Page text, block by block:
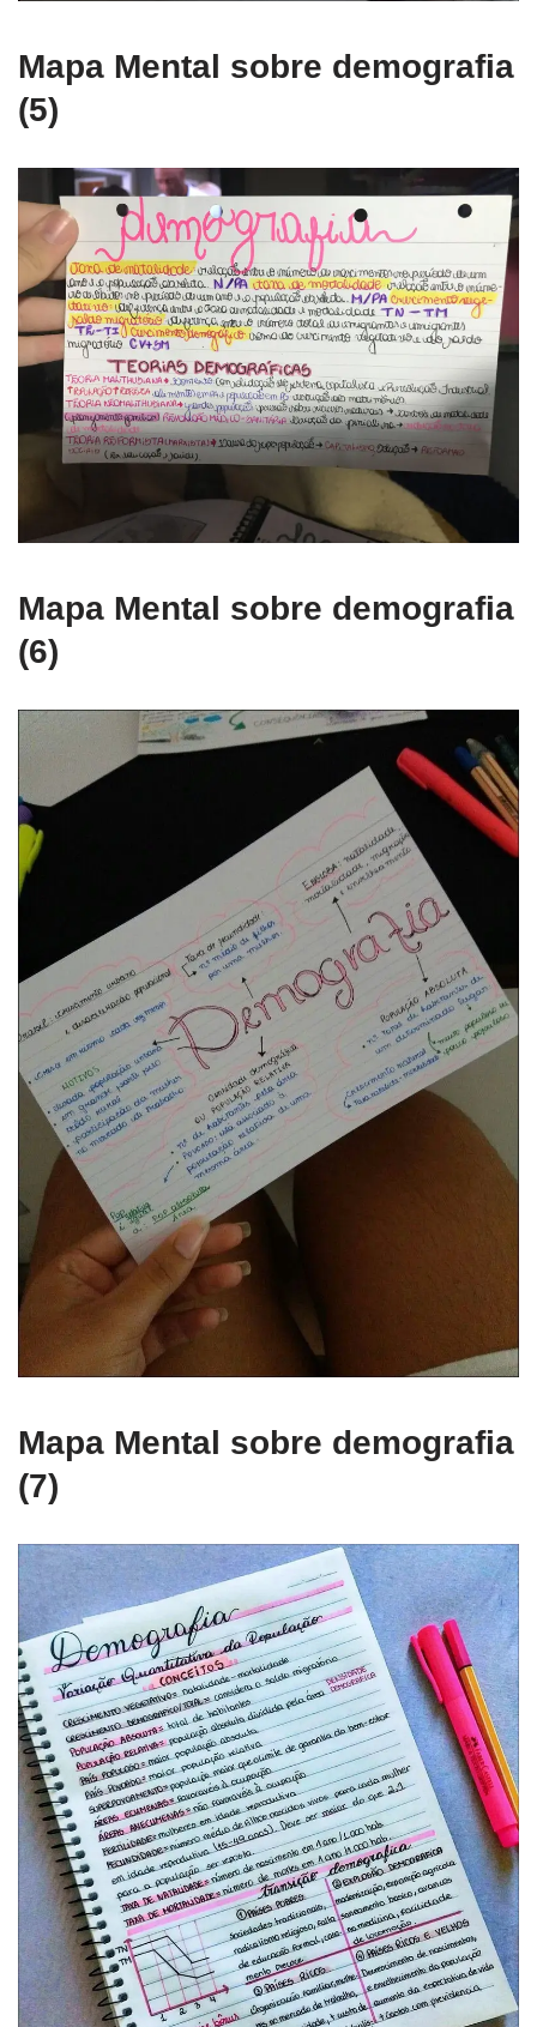
Mapa Mental sobre demografia
(5)
Mapa Mental sobre demografia
(6)
Mapa Mental sobre demografia
(7)